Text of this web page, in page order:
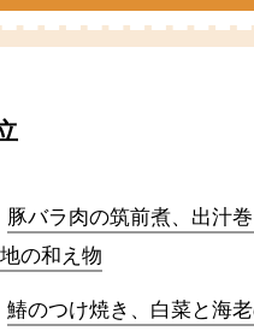
豚バラ肉の筑前煮、出汁
の和え物
鰆のつけ焼き、白菜と海